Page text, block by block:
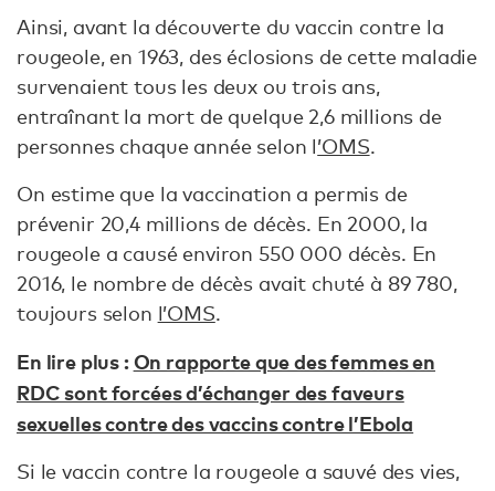
Ainsi, avant la découverte du vaccin contre la
rougeole, en 1963, des éclosions de cette maladie
survenaient tous les deux ou trois ans,
entraînant la mort de quelque 2,6 millions de
personnes chaque année selon l’OMS.
On estime que la vaccination a permis de
prévenir 20,4 millions de décès. En 2000, la
rougeole a causé environ 550 000 décès. En
2016, le nombre de décès avait chuté à 89 780,
toujours selon l’OMS.
En lire plus :On rapporte que des femmes en
RDC sont forcées d’échanger des faveurs
sexuelles contre des vaccins contre l’Ebola
Si le vaccin contre la rougeole a sauvé des vies,